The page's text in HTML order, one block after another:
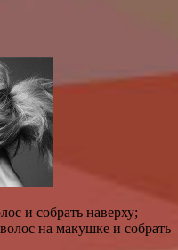
и собрать наверху;
на макушке и собрать